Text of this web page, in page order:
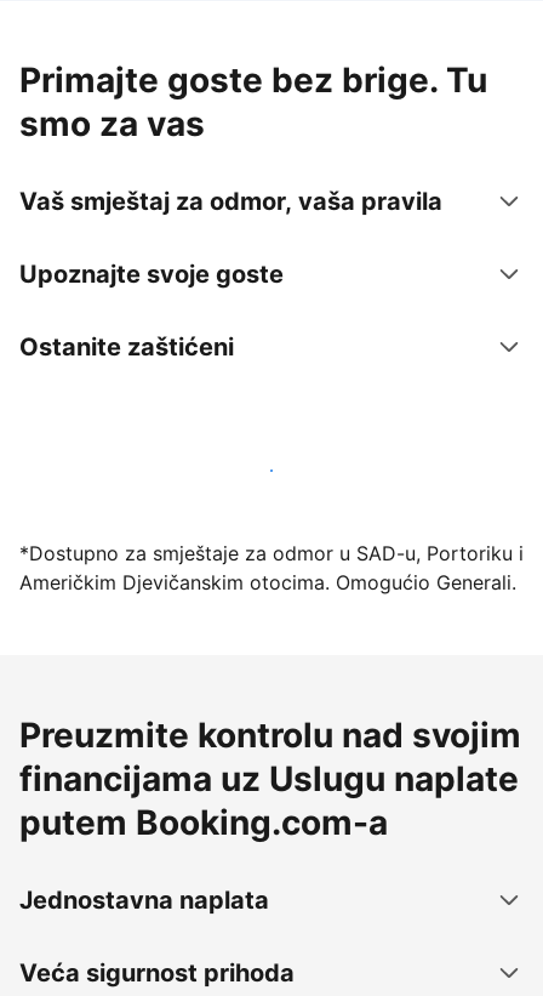
Primajte goste bez brige. Tu
smo za vas
Vaš smještaj za odmor, vaša pravila
Upoznajte svoje goste
Ostanite zaštićeni
*Dostupno za smještaje za odmor u SAD-u, Portoriku i
Američkim Djevičanskim otocima. Omogućio Generali.
Preuzmite kontrolu nad svojim
financijama uz Uslugu naplate
putem Booking.com-a
Jednostavna naplata
Veća sigurnost prihoda